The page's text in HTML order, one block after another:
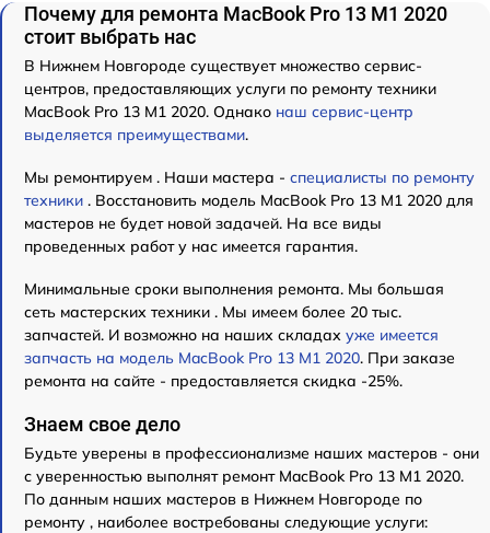
Почему для ремонта MacBook Pro 13 M1 2020
стоит выбрать нас
В Нижнем Новгороде существует множество сервис-
центров, предоставляющих услуги по ремонту техники
MacBook Pro 13 M1 2020. Однако наш сервис-центр
выделяется преимуществами.
Мы ремонтируем . Наши мастера - специалисты по ремонту
техники . Восстановить модель MacBook Pro 13 M1 2020 для
мастеров не будет новой задачей. На все виды
проведенных работ у нас имеется гарантия.
Минимальные сроки выполнения ремонта. Мы большая
сеть мастерских техники . Мы имеем более 20 тыс.
запчастей. И возможно на наших складах уже имеется
запчасть на модель MacBook Pro 13 M1 2020. При заказе
ремонта на сайте - предоставляется скидка -25%.
Знаем свое дело
Будьте уверены в профессионализме наших мастеров - они
с уверенностью выполнят ремонт MacBook Pro 13 M1 2020.
По данным наших мастеров в Нижнем Новгороде по
ремонту , наиболее востребованы следующие услуги: